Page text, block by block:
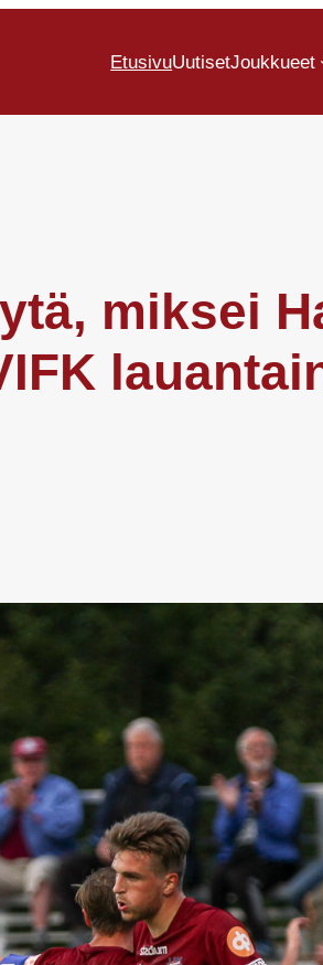
EtusivuUutisetJoukkueet
miksei